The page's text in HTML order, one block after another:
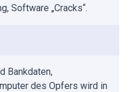
Software „Cracks“.
Bankdaten,
des Opfers wird in